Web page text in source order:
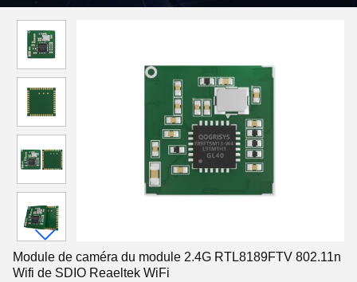
Module de caméra du module 2.4G RTL8189FTV 802.11n
Wifi de SDIO Reaeltek WiFi